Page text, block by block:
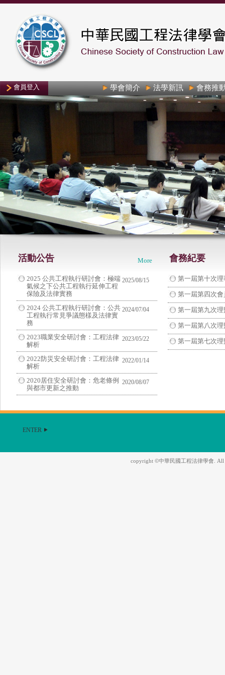
會員登入 學會簡介 法學新訊 會務推
活動公告 More
2025 公共工程執行研討會：極端
氣候之下公共工程執行延伸工程
保險及法律實務
2025/08/15
2024 公共工程執行研討會：公共
工程執行常見爭議態樣及法律實
務
2024/07/04
2023職業安全研討會：工程法律
解析
2023/05/22
2022防災安全研討會：工程法律
解析
2022/01/14
2020居住安全研討會：危老條例
與都市更新之推動
2020/08/07
會務紀要
第一屆第十次理
第一屆第四次會
第一屆第九次
第一屆第八次
第一屆第七次
ENTER
copyright ©中華民國工程法律學會. All